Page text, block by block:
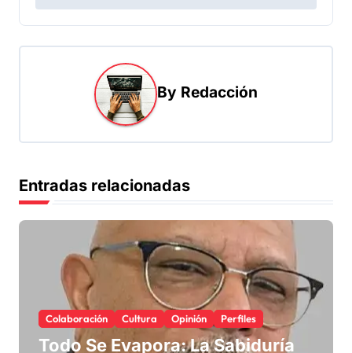
e
g
ó
n
d
e
t
r
By Redacción
Entradas relacionadas
Colaboración Cultura Opinión Perfiles
Todo Se Evapora: La Sabiduría